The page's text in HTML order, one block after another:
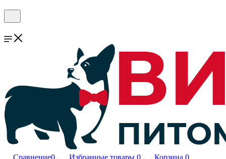
Сравнение0 Избранные товары 0 Корзина 0